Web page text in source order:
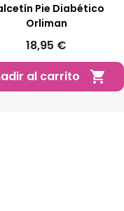
Pie Diabético
Orliman
18,95 €
al carrito
